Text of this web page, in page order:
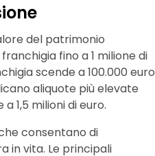
del patrimonio
fino a 1 milione di
scende a 100.000 euro
aliquote più elevate
1,5 milioni di euro.
consentano di
in vita. Le principali